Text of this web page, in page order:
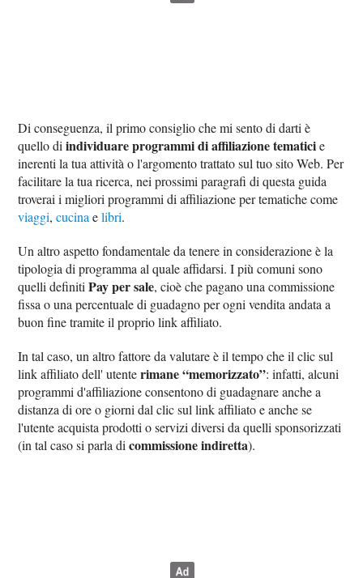
Di conseguenza, il primo consiglio che mi sento di darti è
quello diindividuare programmi di affiliazione tematicie
inerenti la tua attività o l'argomento trattato sul tuo sito Web. Per
facilitare la tua ricerca, nei prossimi paragrafi di questa guida
troverai i migliori programmi di affiliazione per tematiche come
viaggi,cucina elibri.
Un altro aspetto fondamentale da tenere in considerazione è la
tipologia di programma al quale affidarsi. I più comuni sono
quelli definitiPay per sale, cioè che pagano una commissione
fissa o una percentuale di guadagno per ogni vendita andata a
buon fine tramite il proprio link affiliato.
In tal caso, un altro fattore da valutare è il tempo che il clic sul
link affiliato dell' utenterimane “memorizzato”: infatti, alcuni
programmi d'affiliazione consentono di guadagnare anche a
distanza di ore o giorni dal clic sul link affiliato e anche se
l'utente acquista prodotti o servizi diversi da quelli sponsorizzati
(in tal caso si parla dicommissione indiretta).